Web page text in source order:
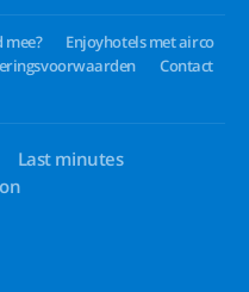
Enjoyhotels met airco
Contact
Last minutes